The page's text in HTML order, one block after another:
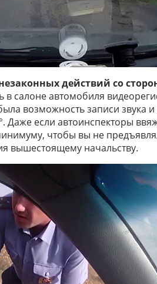
действий со
салоне автомобиля
возможность записи звука
Даже если автоинспекторы
чтобы вы не
вышестоящему начальству.